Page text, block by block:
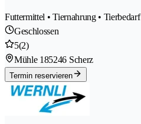
Futtermittel • Tiernahrung • Tierbedarf
Geschlossen
5(2)
Mühle 185246 Scherz
Termin reservieren